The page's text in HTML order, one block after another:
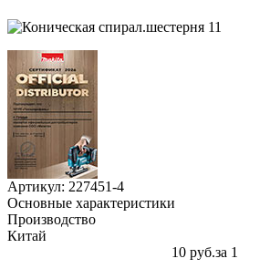
Артикул: 227451-4
Основные характеристики
Производство
Китай
10 руб.за 1